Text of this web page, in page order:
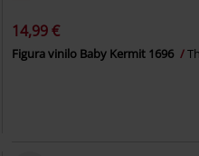
14,99 €
Figura vinilo Baby Kermit 1696